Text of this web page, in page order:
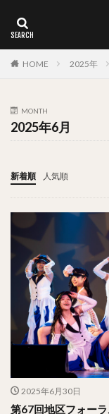
HOME 2025年
MONTH
2025年6月
新着順 人気順
2025年6月30日
第67回地区フォー